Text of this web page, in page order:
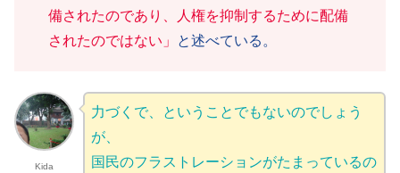
備されたのであり、人権を抑制するために配備
されたのではない」
と述べている。
Kida
力づくで、ということでもないのでしょう
が、
国民のフラストレーションがたまっているの